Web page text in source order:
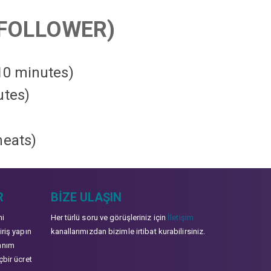
minutes)
)
yapın
ücret
BIZE ULAŞIN
Her türlü soru ve görüşleriniz için İletişim
kanallarımızdan bizimle irtibat kurabilirsiniz.